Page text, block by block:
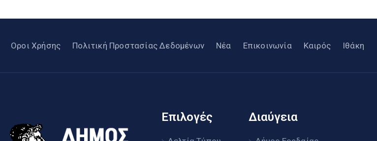
Οροι Χρήσης Πολιτική Προστασίας Δεδομένων Νέα Επικοινωνία Καιρός Ιθάκη
Επιλογές Διαύγεια